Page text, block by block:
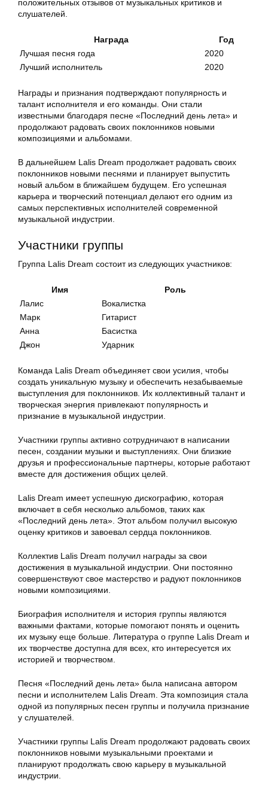
положительных отзывов от музыкальных критиков и
слушателей.
Награда
Год
Лучшая песня года
2020
Лучший исполнитель
2020
Награды и признания подтверждают популярность и
талант исполнителя и его команды. Они стали
известными благодаря песне «Последний день лета» и
продолжают радовать своих поклонников новыми
композициями и альбомами.
В дальнейшем Lalis Dream продолжает радовать своих
поклонников новыми песнями и планирует выпустить
новый альбом в ближайшем будущем. Его успешная
карьера и творческий потенциал делают его одним из
самых перспективных исполнителей современной
музыкальной индустрии.
Участники группы
Группа Lalis Dream состоит из следующих участников:
Имя
Роль
Лалис
Вокалистка
Марк
Гитарист
Анна
Басистка
Джон
Ударник
Команда Lalis Dream объединяет свои усилия, чтобы
создать уникальную музыку и обеспечить незабываемые
выступления для поклонников. Их коллективный талант и
творческая энергия привлекают популярность и
признание в музыкальной индустрии.
Участники группы активно сотрудничают в написании
песен, создании музыки и выступлениях. Они близкие
друзья и профессиональные партнеры, которые работают
вместе для достижения общих целей.
Lalis Dream имеет успешную дискографию, которая
включает в себя несколько альбомов, таких как
«Последний день лета». Этот альбом получил высокую
оценку критиков и завоевал сердца поклонников.
Коллектив Lalis Dream получил награды за свои
достижения в музыкальной индустрии. Они постоянно
совершенствуют свое мастерство и радуют поклонников
новыми композициями.
Биография исполнителя и история группы являются
важными фактами, которые помогают понять и оценить
их музыку еще больше. Литература о группе Lalis Dream и
их творчестве доступна для всех, кто интересуется их
историей и творчеством.
Песня «Последний день лета» была написана автором
песни и исполнителем Lalis Dream. Эта композиция стала
одной из популярных песен группы и получила признание
у слушателей.
Участники группы Lalis Dream продолжают радовать своих
поклонников новыми музыкальными проектами и
планируют продолжать свою карьеру в музыкальной
индустрии.